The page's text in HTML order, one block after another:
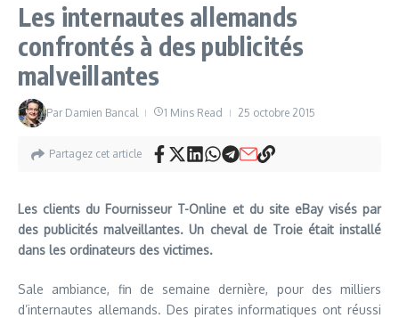
Les internautes allemands
confrontés à des publicités
malveillantes
Par Damien Bancal 1 Mins Read 25 octobre 2015
Partagez cet article
Les clients du Fournisseur T-Online et du site eBay visés par
des publicités malveillantes. Un cheval de Troie était installé
dans les ordinateurs des victimes.
Sale ambiance, fin de semaine dernière, pour des milliers
d’internautes allemands. Des pirates informatiques ont réussi